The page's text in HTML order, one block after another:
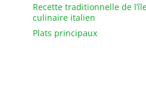
Recette traditionnelle de
culinaire italien
Plats principaux